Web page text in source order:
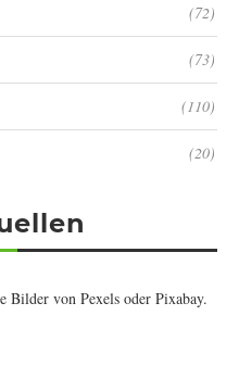
(72)
(73)
(110)
(20)
Bilder von Pexels oder Pixabay.